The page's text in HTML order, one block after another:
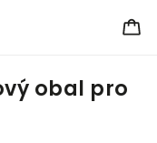
obal pro